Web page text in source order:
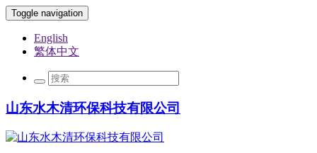
Toggle navigation
English
繁体中文
山东水木清环保科技有限公司